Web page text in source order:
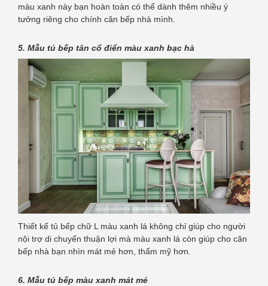
màu xanh này bạn hoàn toàn có thể dành thêm nhiều ý
tưởng riêng cho chính căn bếp nhà mình.
5. Mẫu tủ bếp tân cổ điển màu xanh bạc hà
Thiết kế tủ bếp chữ L màu xanh lá không chỉ giúp cho người
nội trợ di chuyển thuận lợi mà màu xanh lá còn giúp cho căn
bếp nhà bạn nhìn mát mẻ hơn, thẩm mỹ hơn.
6. Mẫu tủ bếp màu xanh mát mẻ